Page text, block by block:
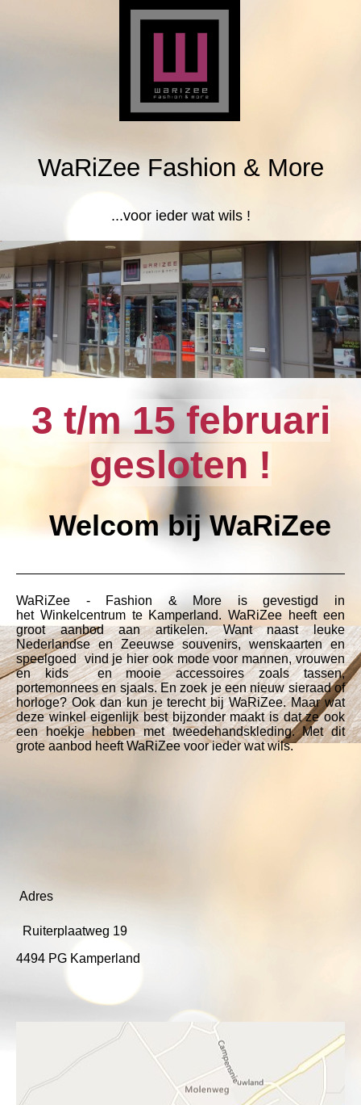
WaRiZee Fashion & More
...voor ieder wat wils !
3 t/m 15 februari
gesloten !
Welcom bij WaRiZee
WaRiZee - Fashion & More is gevestigd in
het Winkelcentrum te Kamperland. WaRiZee heeft een
groot aanbod aan artikelen. Want naast leuke
Nederlandse en Zeeuwse souvenirs, wenskaarten en
speelgoed vind je hier ook mode voor mannen, vrouwen
en kids en mooie accessoires zoals tassen,
portemonnees en sjaals. En zoek je een nieuw sieraad of
horloge? Ook dan kun je terecht bij WaRiZee. Maar wat
deze winkel eigenlijk best bijzonder maakt is dat ze ook
een hoekje hebben met tweedehandskleding. Met dit
grote aanbod heeft WaRiZee voor ieder wat wils.
Adres
Ruiterplaatweg 19
4494 PG Kamperland